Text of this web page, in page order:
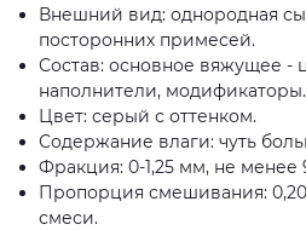
Внешний вид: однородная
посторонних примесей.
Состав: основное вяжущее -
наполнители, модификаторы.
Цвет: серый с оттенком.
Содержание влаги: чуть
Фракция: 0-1,25 мм, не менее
Пропорция смешивания:
смеси.